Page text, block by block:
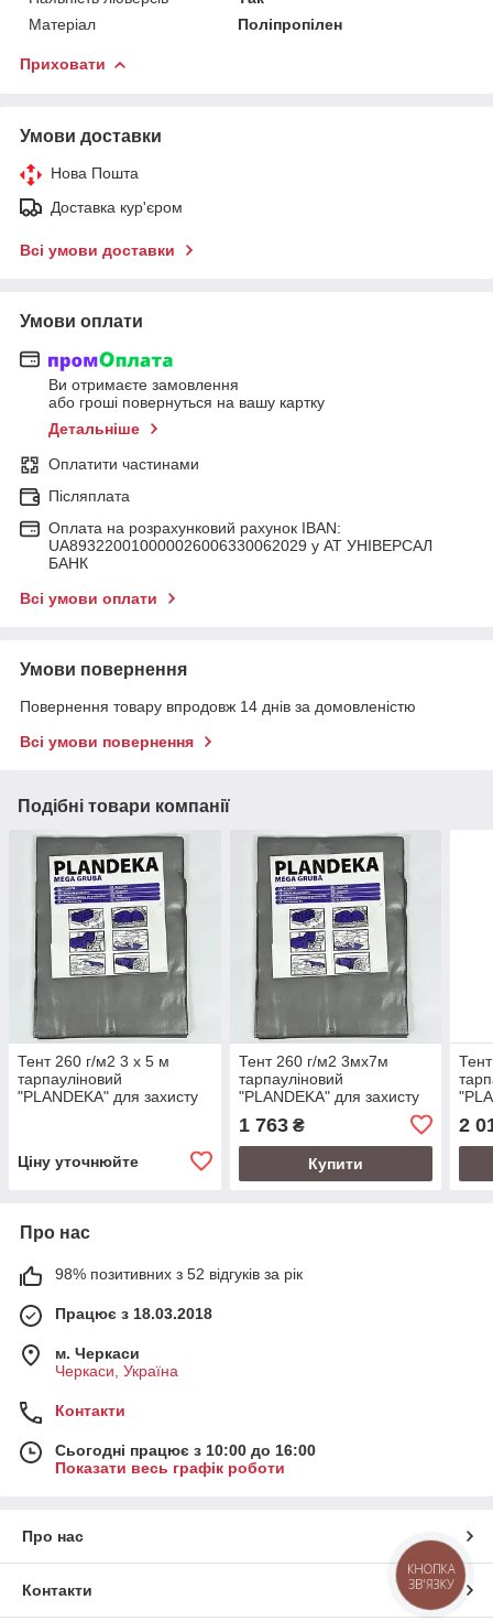
Матеріал
Поліпропілен
Приховати
Умови доставки
Нова Пошта
Доставка кур'єром
Всі умови доставки
Умови оплати
Ви отримаєте замовлення
або гроші повернуться на вашу картку
Детальніше
Оплатити частинами
Післяплата
Оплата на розрахунковий рахунок IBAN:
UA893220010000026006330062029 у АТ УНІВЕРСАЛ
БАНК
Всі умови оплати
Умови повернення
Повернення товару впродовж 14 днів за домовленістю
Всі умови повернення
Подібні товари компанії
Тент 260 г/м2 3 х 5 м
тарпауліновий
"PLANDEKA" для захисту
Ціну уточнюйте
Тент 260 г/м2 3мх7м
тарпауліновий
"PLANDEKA" для захисту
1 763₴
Купити
2
Про нас
98% позитивних з 52 відгуків за рік
Працює з 18.03.2018
м. Черкаси
Черкаси, Україна
Контакти
Сьогодні працює з 10:00 до 16:00
Показати весь графік роботи
Про нас
Контакти
КНОПКА
ЗВ'ЯЗКУ